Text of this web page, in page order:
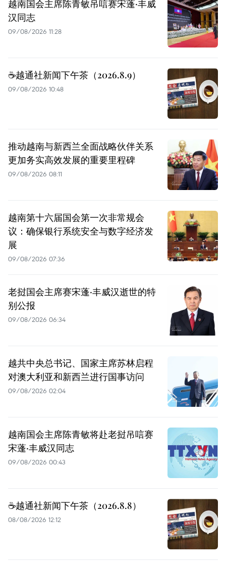
越南国会主席陈青敏吊唁赛宋蓬·丰威
汉同志
09/08/2026 11:28
☕️越通社新闻下午茶（2026.8.9）
09/08/2026 10:48
推动越南与新西兰全面战略伙伴关系
更加务实高效发展的重要里程碑
09/08/2026 08:11
越南第十六届国会第一次非常规会
议：确保银行系统安全与数字经济发
展
09/08/2026 07:36
老挝国会主席赛宋蓬·丰威汉逝世的特
别公报
09/08/2026 06:34
越共中央总书记、国家主席苏林启程
对澳大利亚和新西兰进行国事访问
09/08/2026 02:04
越南国会主席陈青敏将赴老挝吊唁赛
宋蓬·丰威汉同志
09/08/2026 00:43
☕️越通社新闻下午茶（2026.8.8）
08/08/2026 12:12